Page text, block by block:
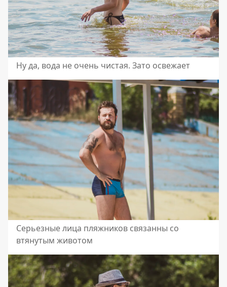
Ну да, вода не очень чистая. Зато освежает
Серьезные лица пляжников связанны со
втянутым животом